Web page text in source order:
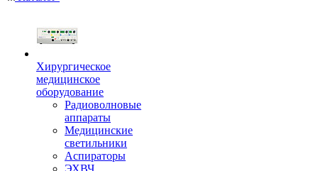
Хирургическое
медицинское
оборудование
Радиоволновые
аппараты
Медицинские
светильники
Аспираторы
ЭХВЧ